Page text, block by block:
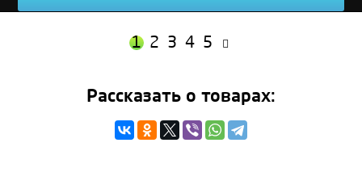
1 2 3 4 5
Рассказать о товарах: